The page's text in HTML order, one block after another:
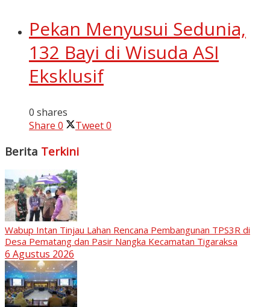
Pekan Menyusui Sedunia,
132 Bayi di Wisuda ASI
Eksklusif
0 shares
Share 0 Tweet0
Berita Terkini
Wabup Intan Tinjau Lahan Rencana Pembangunan TPS3R di
Desa Pematang dan Pasir Nangka Kecamatan Tigaraksa
6 Agustus 2026